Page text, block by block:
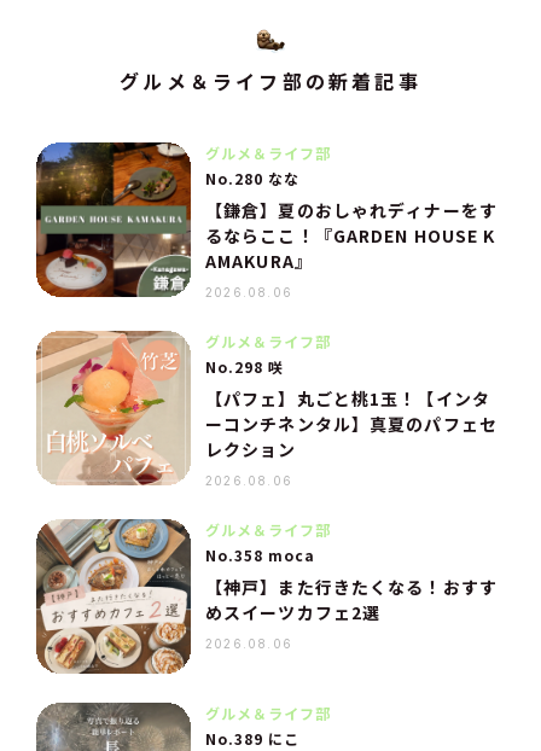
グルメ＆ライフ部の新着記事
グルメ＆ライフ部
No.280 なな
【鎌倉】夏のおしゃれディナーをす
るならここ！『GARDEN HOUSE K
AMAKURA』
2026.08.06
グルメ＆ライフ部
No.298 咲
【パフェ】丸ごと桃1玉！【インタ
ーコンチネンタル】真夏のパフェセ
レクション
2026.08.06
グルメ＆ライフ部
No.358 moca
【神戸】また行きたくなる！おすす
めスイーツカフェ2選
2026.08.06
グルメ＆ライフ部
No.389 にこ